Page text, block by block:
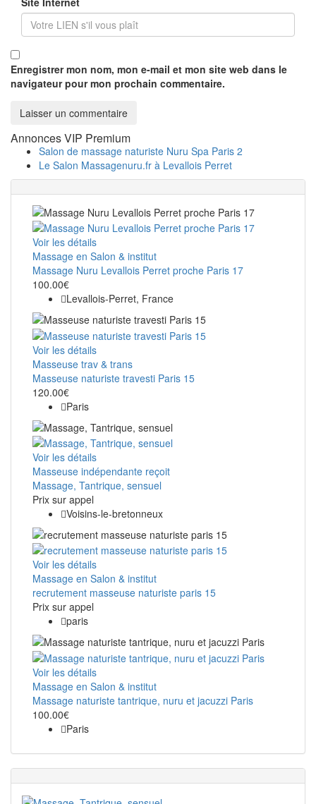
Enregistrer mon nom, mon e-mail et mon site web dans le
navigateur pour mon prochain commentaire.
Annonces VIP Premium
Salon de massage naturiste Nuru Spa Paris 2
Le Salon Massagenuru.fr à Levallois Perret
Voir les détails
Massage en Salon & institut
Massage Nuru Levallois Perret proche Paris 17
100.00€
Levallois-Perret, France
Voir les détails
Masseuse trav & trans
Masseuse naturiste travesti Paris 15
120.00€
Paris
Voir les détails
Masseuse indépendante reçoit
Massage, Tantrique, sensuel
Prix ​​sur appel
Voisins-le-bretonneux
Voir les détails
Massage en Salon & institut
recrutement masseuse naturiste paris 15
Prix ​​sur appel
paris
Voir les détails
Massage en Salon & institut
Massage naturiste tantrique, nuru et jacuzzi Paris
100.00€
Paris